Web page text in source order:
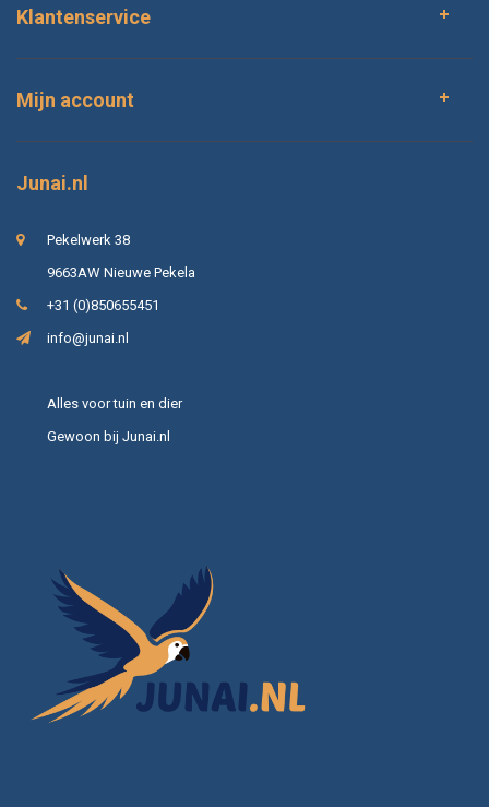
Klantenservice
Mijn account
Junai.nl
Pekelwerk 38
9663AW Nieuwe Pekela
+31 (0)850655451
info@junai.nl
Alles voor tuin en dier
Gewoon bij Junai.nl